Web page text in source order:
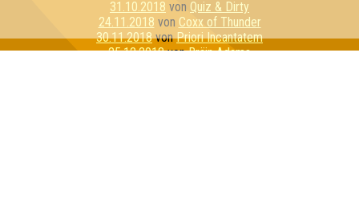
31.10.2018 von Quiz & Dirty
24.11.2018 von Coxx of Thunder
30.11.2018vonPriori Incantatem
25.12.2018vonBräin Adams